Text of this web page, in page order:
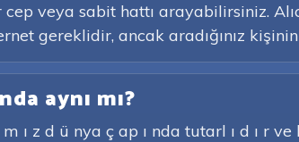
veya sabit hattı arayabilirsiniz.
gereklidir, ancak aradığınız
aynı mı?
ı z d ü nya ç ap ı nda tutarl ı d ı r